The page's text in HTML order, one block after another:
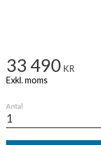
33 490 KR
Antal